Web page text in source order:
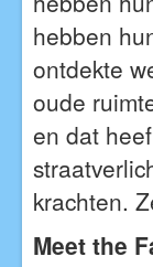
hebben
ontdekte
oude
en dat
krachten.
Meet the